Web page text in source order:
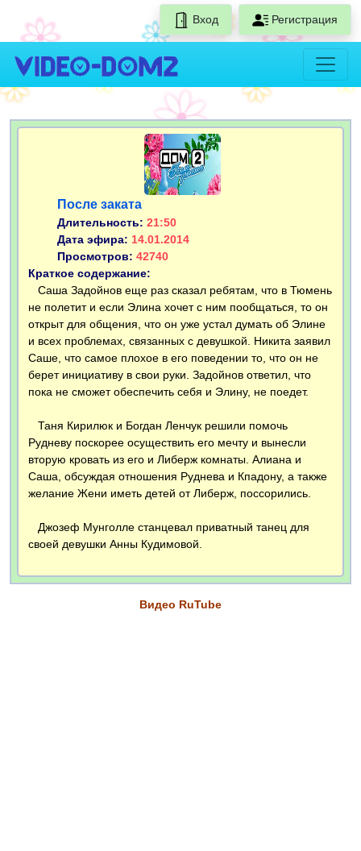
Вход Регистрация
После заката
Длительность: 21:50
Дата эфира: 14.01.2014
Просмотров: 42740
Краткое содержание:
Саша Задойнов еще раз сказал ребятам, что в Тюмень
не полетит и если Элина хочет с ним пообщаться, то он
открыт для общения, что он уже устал думать об Элине
и всех проблемах, связанных с девушкой. Никита заявил
Саше, что самое плохое в его поведении то, что он не
берет инициативу в свои руки. Задойнов ответил, что
пока не сможет обеспечить себя и Элину, не поедет.
Таня Кирилюк и Богдан Ленчук решили помочь
Рудневу поскорее осуществить его мечту и вынесли
вторую кровать из его и Либерж комнаты. Алиана и
Саша, обсуждая отношения Руднева и Кпадону, а также
желание Жени иметь детей от Либерж, поссорились.
Джозеф Мунголле станцевал приватный танец для
своей девушки Анны Кудимовой.
Видео RuTube